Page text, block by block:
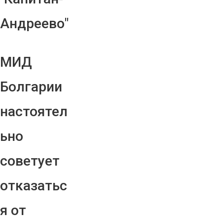
Андреево"
МИД
Болгарии
настоятел
ьно
советует
отказатьс
я от